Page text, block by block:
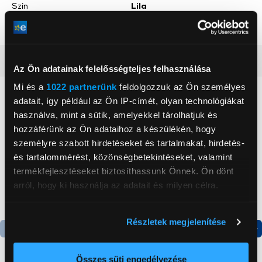
Az Ön adatainak felelősségteljes felhasználása
Mi és a 1022 partnerünk feldolgozzuk az Ön személyes
adatait, így például az Ön IP-címét, olyan technológiákat
használva, mint a sütik, amelyekkel tárolhatjuk és
hozzáférünk az Ön adataihoz a készülékén, hogy
személyre szabott hirdetéseket és tartalmakat, hirdetés-
és tartalommérést, közönségbetekintéseket, valamint
termékfejlesztéseket biztosíthassunk Önnek. Ön dönt
arról, hogy ki használja az adatait és milyen célra.
elhelyezkedéséről pár méteres pontossággal
Az Ön készülékén beazonosítása annak konkrét
Részletek megjelenítése
Összes süti engedélyezése
Szín
Lila
Mobiltok anyaga
Neked ajánljuk
Termék adatlap Termék adatlap